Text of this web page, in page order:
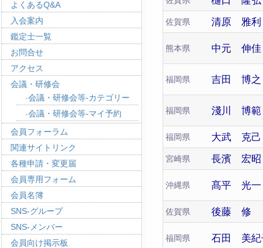
佐賀県 清原 雅利
熊本県 中元 伸佳
福岡県 吉田 博之
福岡県 淺川 博範
福岡県 大武 克己
宮崎県 長濱 宏昭
沖縄県 髙平 光一
佐賀県 後藤 修
福岡県 石田 美紀
よくあるQ&A
入会案内
鑑定士一覧
お問合せ
アクセス
会議・研修会
会議・研修会等-カテゴリー
会議・研修会等-マイ予約
会員フォーラム
関連サイトリンク
各種申請・変更届
会員専用フォーム
会員名簿
SNS-グループ
SNS-メンバー
会員向け掲示板